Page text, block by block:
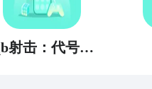
cqb射击：代号腐烂